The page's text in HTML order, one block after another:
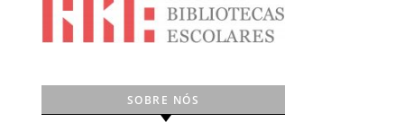
SOBRE NÓS